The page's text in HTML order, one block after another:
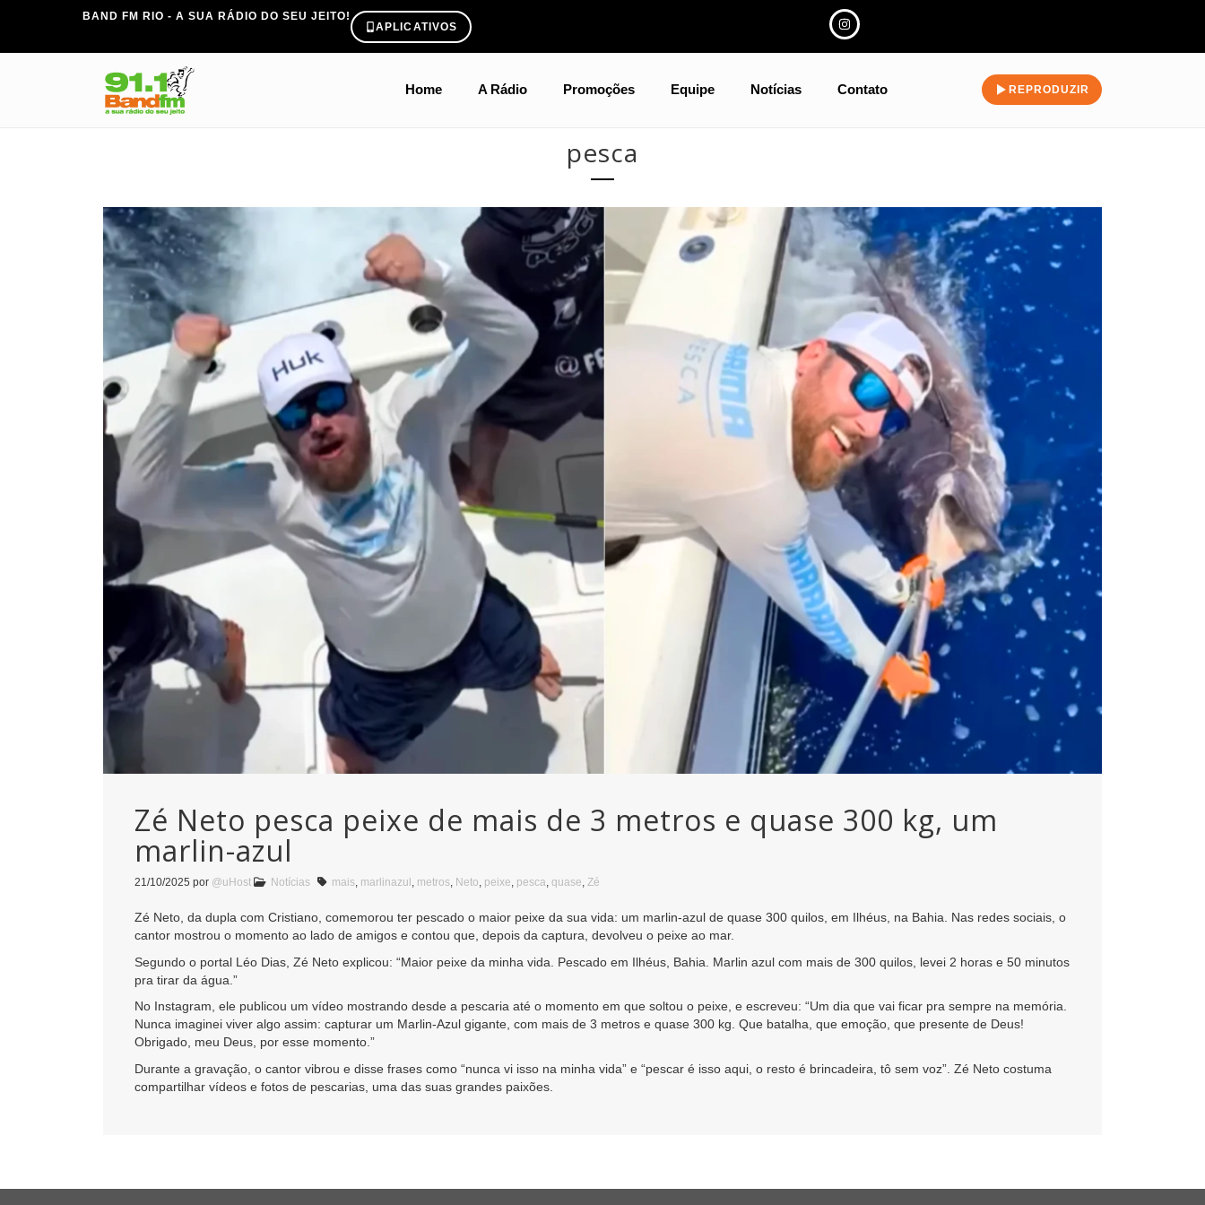
BAND FM RIO - A SUA RÁDIO DO SEU JEITO!
APLICATIVOS
Home A Rádio Promoções Equipe Notícias Contato REPRODUZIR
pesca
Zé Neto pesca peixe de mais de 3 metros e quase 300 kg, um
marlin-azul
21/10/2025 por @uHost Notícias mais, marlinazul , metros, Neto, peixe, pesca, quase, Zé
Zé Neto, da dupla com Cristiano, comemorou ter pescado o maior peixe da sua vida: um marlin-azul de quase 300 quilos, em Ilhéus, na Bahia. Nas redes sociais, o
cantor mostrou o momento ao lado de amigos e contou que, depois da captura, devolveu o peixe ao mar.
Segundo o portal Léo Dias, Zé Neto explicou: “Maior peixe da minha vida. Pescado em Ilhéus, Bahia. Marlin azul com mais de 300 quilos, levei 2 horas e 50 minutos
pra tirar da água.”
No Instagram, ele publicou um vídeo mostrando desde a pescaria até o momento em que soltou o peixe, e escreveu: “Um dia que vai ficar pra sempre na memória.
Nunca imaginei viver algo assim: capturar um Marlin-Azul gigante, com mais de 3 metros e quase 300 kg. Que batalha, que emoção, que presente de Deus!
Obrigado, meu Deus, por esse momento.”
Durante a gravação, o cantor vibrou e disse frases como “nunca vi isso na minha vida” e “pescar é isso aqui, o resto é brincadeira, tô sem voz”. Zé Neto costuma
compartilhar vídeos e fotos de pescarias, uma das suas grandes paixões.